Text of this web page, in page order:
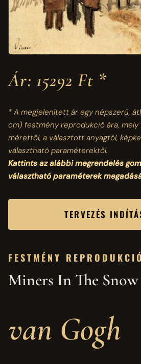
Ár: 15292 Ft *
* A megjelenített ár egy népszerű,
cm)festmény reprodukció ára, mely
mérettől, a választott anyagtól,
választható paraméterektől.
Kattints az alábbi megrendelés
választható paraméterek
TERVEZÉS
FESTMÉNY REPRODUKCIÓ
Miners In The
van Gogh